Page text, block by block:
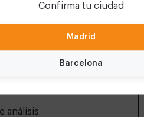
Confirma tu ciudad
Madrid
Barcelona
personalización
análisis